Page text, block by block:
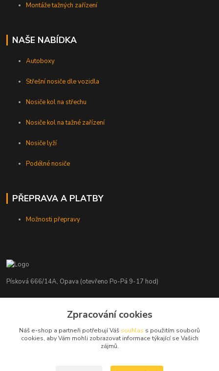
Montáže tažných zařízení
NAŠE NABÍDKA
Autoboxy
Střešní nosiče dle vozidla
Nosiče kol na střechu
Nosiče kol na tažné zařízení
Nosiče lyží
Podélné nosiče
PŘEPRAVA A PLATBY
Možnosti přepravy
Písková 666/14A, Opava (otevřeno Po-Pá 9-17 hod)
+420 776 839 986
info@nosice.com
Zpracování cookies
Náš e-shop a partneři potřebují Váš souhlas s použitím souborů
cookies, aby Vám mohli zobrazovat informace týkající se Vašich
zájmů.